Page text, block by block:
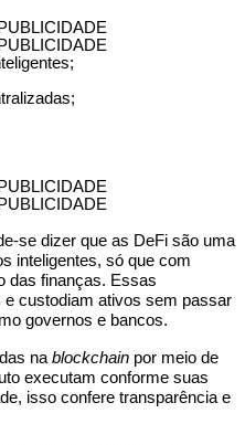
se dizer que as DeFi são uma
inteligentes, só que com
das finanças. Essas
custodiam ativos sem passar
governos e bancos.
na blockchain por meio de
executam conforme suas
isso confere transparência e